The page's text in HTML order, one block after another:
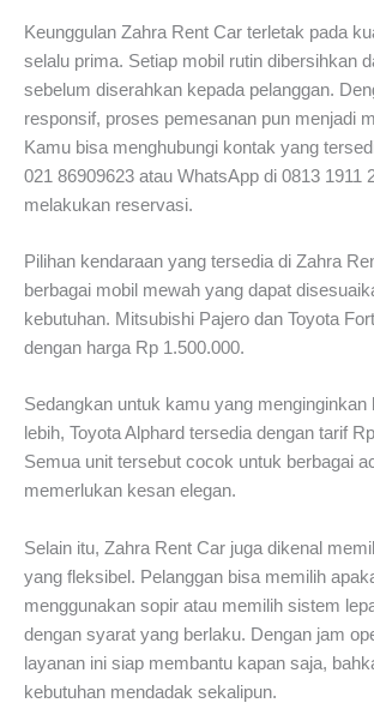
Keunggulan Zahra Rent Car terletak pada
selalu prima. Setiap mobil rutin dibersihkan
sebelum diserahkan kepada pelanggan.
responsif, proses pemesanan pun menjadi
Kamu bisa menghubungi kontak yang
021 86909623 atau WhatsApp di 0813 1911
melakukan reservasi.
Pilihan kendaraan yang tersedia di Zahra
berbagai mobil mewah yang dapat
kebutuhan. Mitsubishi Pajero dan Toyota
dengan harga Rp 1.500.000.
Sedangkan untuk kamu yang menginginkan
lebih, Toyota Alphard tersedia dengan tarif
Semua unit tersebut cocok untuk berbagai
memerlukan kesan elegan.
Selain itu, Zahra Rent Car juga dikenal
yang fleksibel. Pelanggan bisa memilih
menggunakan sopir atau memilih sistem
dengan syarat yang berlaku. Dengan jam
layanan ini siap membantu kapan saja,
kebutuhan mendadak sekalipun.